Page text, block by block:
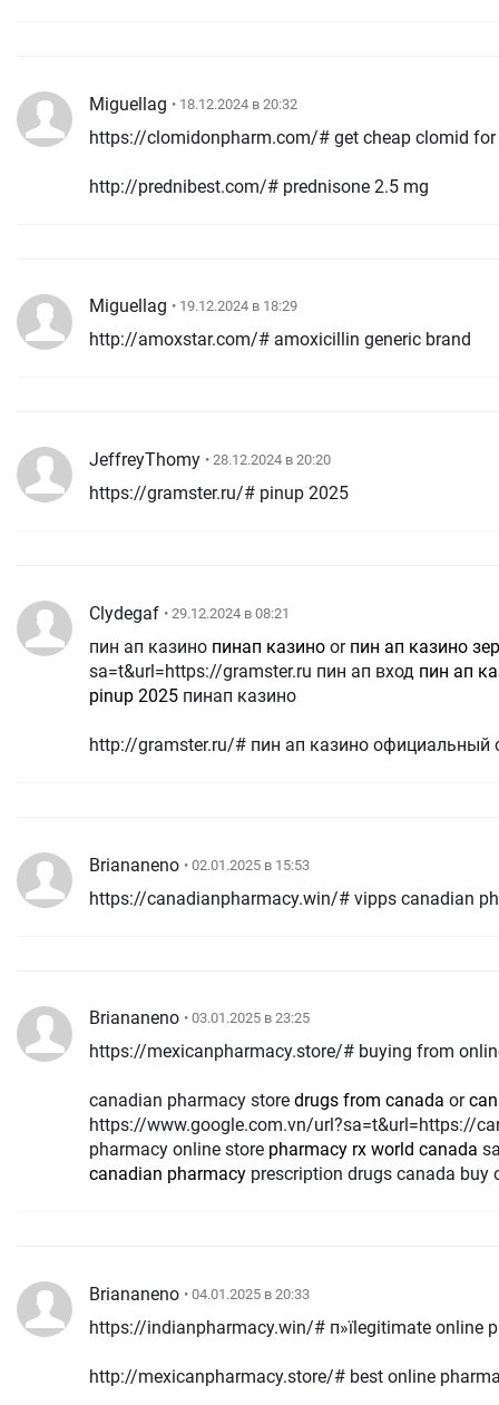
Miguellag • 18.12.2024 в 20:32
https://clomidonpharm.com/# get cheap clomid for
http://prednibest.com/# prednisone 2.5 mg
Miguellag • 19.12.2024 в 18:29
http://amoxstar.com/# amoxicillin generic brand
JeffreyThomy • 28.12.2024 в 20:20
https://gramster.ru/# pinup 2025
Clydegaf • 29.12.2024 в 08:21
пин ап казино пинап казино or пин ап казино
sa=t&url=https://gramster.ru пин ап вход пин ап
pinup 2025 пинап казино
http://gramster.ru/# пин ап казино официальный
Briananeno • 02.01.2025 в 15:53
https://canadianpharmacy.win/# vipps canadian
Briananeno • 03.01.2025 в 23:25
https://mexicanpharmacy.store/# buying from
canadian pharmacy store drugs from canada or
https://www.google.com.vn/url?sa=t&url=https://
pharmacy online store pharmacy rx world canada
canadian pharmacy prescription drugs canada buy
Briananeno • 04.01.2025 в 20:33
https://indianpharmacy.win/# п»їlegitimate online
http://mexicanpharmacy.store/# best online